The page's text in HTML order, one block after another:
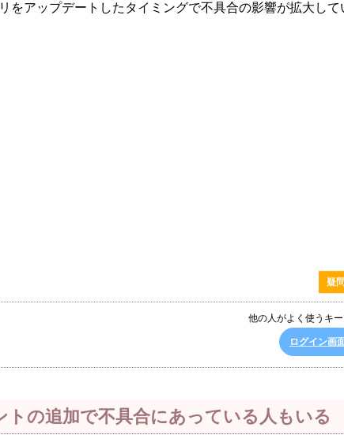
をアップデートしたタイミングで不具合の影響が拡大して
疑
他の人がよく使うキ
ログイン画
トの追加で不具合にあっている人もいる